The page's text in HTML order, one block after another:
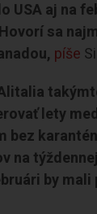
USA aj na
sa
píše
lety
bez
na
by mali